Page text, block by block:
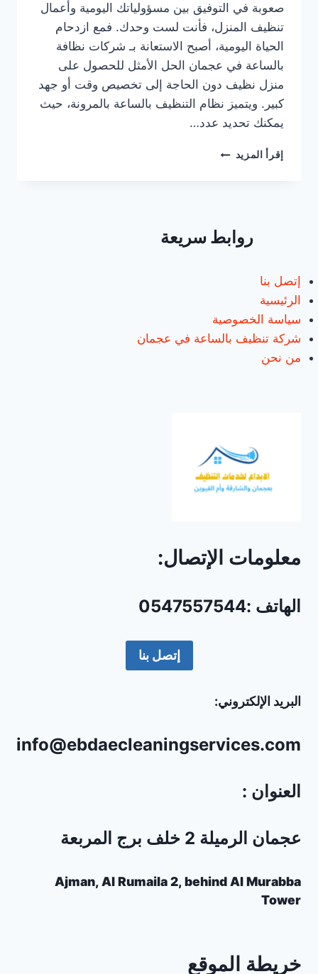
صعوبة في التوفيق بين مسؤولياتك اليومية وأعمال
تنظيف المنزل، فأنت لست وحدك. فمع ازدحام
الحياة اليومية، أصبح الاستعانة بـ شركات نظافة
بالساعة في عجمان الحل الأمثل للحصول على
منزل نظيف دون الحاجة إلى تخصيص وقت أو جهد
كبير. ويتميز نظام التنظيف بالساعة بالمرونة، حيث
يمكنك تحديد عدد…
إقرأ المزيد شركات
عاملات
روابط سريعة
إتصل بنا
الرئيسية
سياسة الخصوصية
شركة تنظيف بالساعة في عجمان
من نحن
معلومات الإتصال:
الهاتف :0547557544
إتصل بنا
البريد الإلكتروني:
info@ebdaecleaningservices.com
العنوان :
عجمان الرميلة 2 خلف برج المربعة
Ajman, Al Rumaila 2, behind Al Murabba
Tower
خريطة الموقع